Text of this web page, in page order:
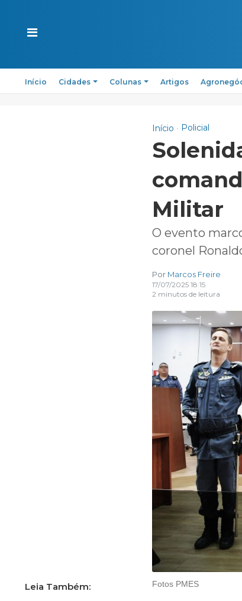
Início Cidades Colunas Artigos
Início Policial
Militar
O evento
coronel
Por Marcos Freire
17/07/2025 18:15
2 minutos de leitura
Fotos PMES